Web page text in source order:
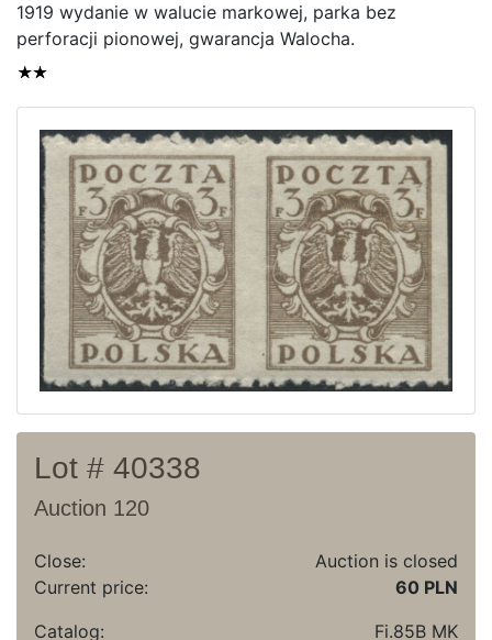
Home page
Current auction
Recent result
Archive
Regulation
Contact
1919 wydanie w walucie markowej, parka bez
perforacji pionowej, gwarancja Walocha.
Lot # 40338
Auction 120
Close:
Auction is closed
Current price:
60 PLN
Catalog:
Fi.85B MK